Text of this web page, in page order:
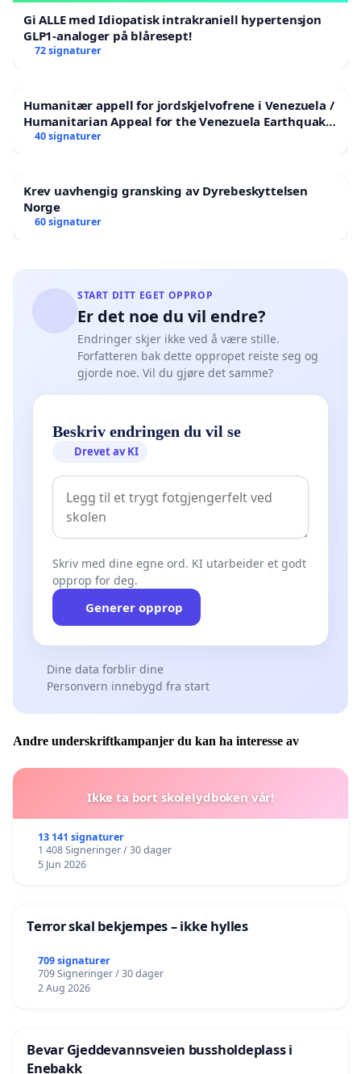
Gi ALLE med Idiopatisk intrakraniell hypertensjon
GLP1-analoger på blåresept!
72 signaturer
Humanitær appell for jordskjelvofrene i Venezuela /
Humanitarian Appeal for the Venezuela Earthquake
Victims
40 signaturer
Krev uavhengig gransking av Dyrebeskyttelsen
Norge
60 signaturer
START DITT EGET OPPROP
Er det noe du vil endre?
Endringer skjer ikke ved å være stille.
Forfatteren bak dette oppropet reiste seg og
gjorde noe. Vil du gjøre det samme?
Beskriv endringen du vil se
Drevet av KI
Skriv med dine egne ord. KI utarbeider et godt
opprop for deg.
Generer opprop
Dine data forblir dine
Personvern innebygd fra start
Andre underskriftkampanjer du kan ha interesse av
Ikke ta bort skolelydboken vår!
13 141 signaturer
1 408 Signeringer / 30 dager
5 Jun 2026
Terror skal bekjempes – ikke hylles
709 signaturer
709 Signeringer / 30 dager
2 Aug 2026
Bevar Gjeddevannsveien bussholdeplass i
Enebakk